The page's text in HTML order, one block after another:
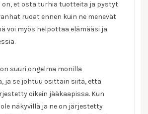
on, et osta turhia tuotteita ja pystyt
ruoat ennen kuin ne menevät
voi myös helpottaa elämääsi ja
suuri ongelma monilla
ja se johtuu osittain siitä, että
oikein jääkaapissa. Kun
näkyvillä ja ne on järjestetty